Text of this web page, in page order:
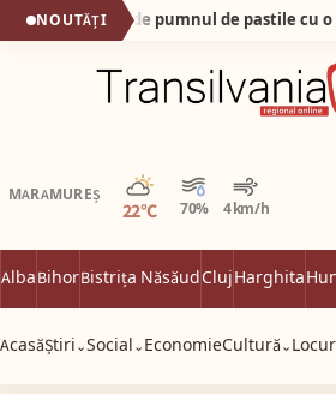
NOUTĂȚI
MARAMUREȘ
22°C 70% 4 km/h
Parțial noros
AlbaBihorBistrița NăsăudClujHarghita
AcasăȘtiri ⌄Social ⌄ EconomieCultură ⌄